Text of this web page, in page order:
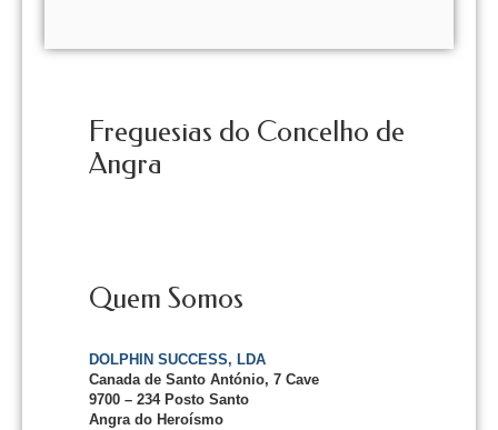
Freguesias do Concelho de
Angra
Quem Somos
DOLPHIN SUCCESS, LDA
Canada de Santo António, 7 Cave
9700 – 234 Posto Santo
Angra do Heroísmo